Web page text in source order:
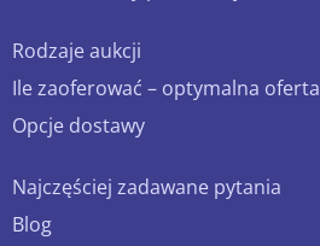
Rodzaje aukcji
Ile zaoferować – optymalna oferta
Opcje dostawy
Najczęściej zadawane pytania
Blog